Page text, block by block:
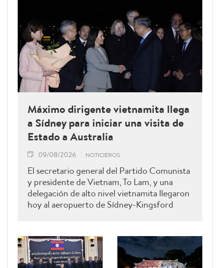
Máximo dirigente vietnamita llega
a Sídney para iniciar una visita de
Estado a Australia
09/08/2026 NOTICIEROS
El secretario general del Partido Comunista
y presidente de Vietnam, To Lam, y una
delegación de alto nivel vietnamita llegaron
hoy al aeropuerto de Sídney-Kingsford
agosto, por invitación de la gobernadora
general de Australia, Sam Mostyn.